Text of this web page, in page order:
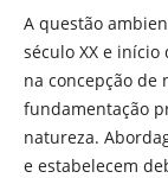
A questão
século XX e início
na concepção de
fundamentação
natureza.
e estabelecem